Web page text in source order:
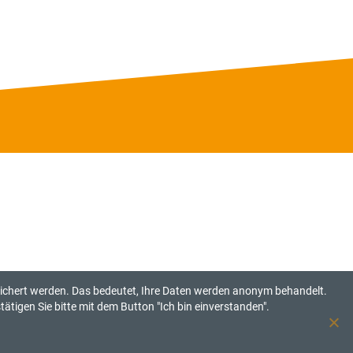
werden. Das bedeutet, Ihre Daten werden anonym behandelt.
Sie bitte mit dem Button "Ich bin einverstanden".